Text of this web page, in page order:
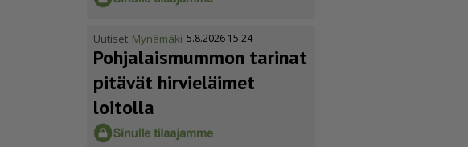
Uutiset Mynämäki 5.8.2026 15.24
Pohja­lais­mummon tarinat
pitävät hirvieläimet
loitolla